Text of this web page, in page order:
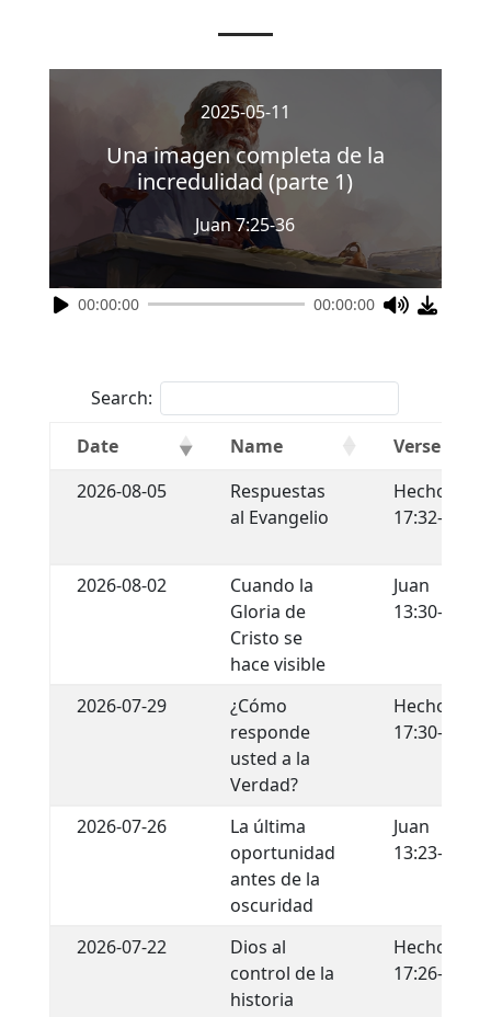
2025-05-11
Una imagen completa de la
incredulidad (parte 1)
Juan 7:25-36
00:00:00 00:00:00
Search:
Date
Name
Verse
2026-08-05
Respuestas
al Evangelio
Hechos
17:32-34
2026-08-02
Cuando la
Gloria de
Cristo se
hace visible
Juan
13:30-35
2026-07-29
¿Cómo
responde
usted a la
Verdad?
Hechos
17:30-31
2026-07-26
La última
oportunidad
antes de la
oscuridad
Juan
13:23-30
2026-07-22
Dios al
control de la
historia
Hechos
17:26-29